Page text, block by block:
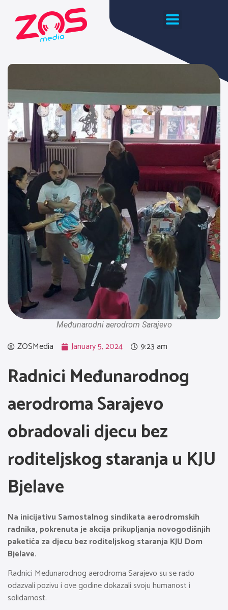
Međunarodni aerodrom Sarajevo
ZOSMedia January 5, 2024 9:23 am
Radnici Međunarodnog
aerodroma Sarajevo
obradovali djecu bez
roditeljskog staranja u KJU
Bjelave
Na inicijativu Samostalnog sindikata aerodromskih
radnika, pokrenuta je akcija prikupljanja novogodišnjih
paketića za djecu bez roditeljskog staranja KJU Dom
Bjelave.
Radnici Međunarodnog aerodroma Sarajevo su se rado
odazvali pozivu i ove godine dokazali svoju humanost i
solidarnost.